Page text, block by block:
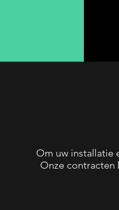
Om uw installatie
Onze contracten